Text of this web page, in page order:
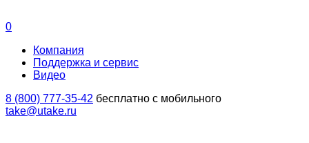
0
Компания
Поддержка и сервис
Видео
8 (800) 777-35-42 бесплатно с мобильного
take@utake.ru